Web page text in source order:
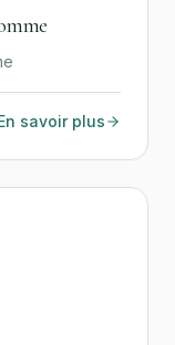
savoir plus